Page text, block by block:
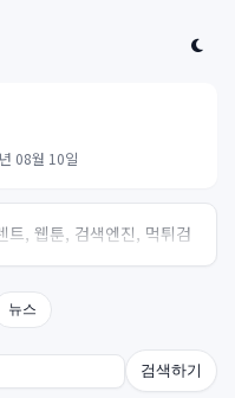
08월 10일
트, 웹툰, 검색엔진, 먹튀검
크사이트! 여기여
뉴스
검색하기